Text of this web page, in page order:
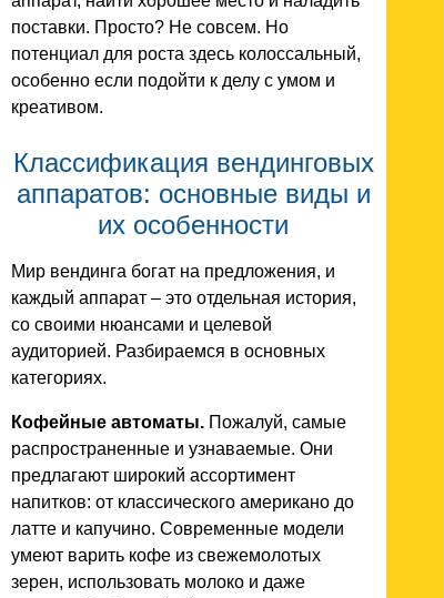
поставки. Просто? Не совсем. Но
потенциал для роста здесь колоссальный,
особенно если подойти к делу с умом и
креативом.
Классификация вендинговых
аппаратов: основные виды и
их особенности
Мир вендинга богат на предложения, и
каждый аппарат – это отдельная история,
со своими нюансами и целевой
аудиторией. Разбираемся в основных
категориях.
Кофейные автоматы. Пожалуй, самые
распространенные и узнаваемые. Они
предлагают широкий ассортимент
напитков: от классического американо до
латте и капучино. Современные модели
умеют варить кофе из свежемолотых
зерен, использовать молоко и даже